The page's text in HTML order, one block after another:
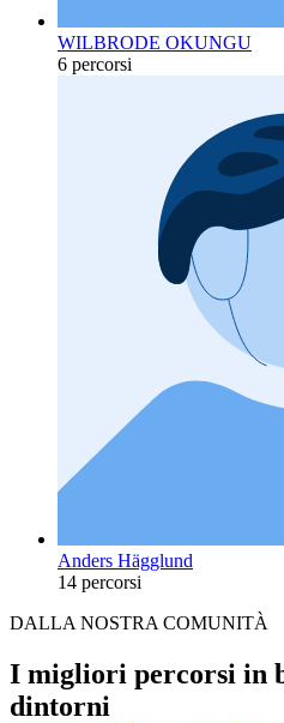
WILBRODE OKUNGU
6 percorsi
Anders Hägglund
14 percorsi
DALLA NOSTRA COMUNITÀ
I migliori percorsi in
dintorni